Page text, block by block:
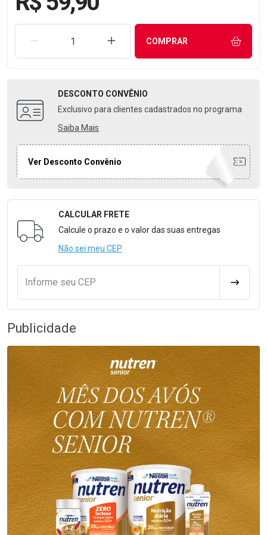
REMOVER UMA UNIDADEAUMENTAR UMA UNIDADE
COMPRAR
DESCONTO CONVÊNIO
Exclusivo para clientes cadastrados no programa
Saiba Mais
Ver Desconto Convênio
Formulário para Calcular o Frete
CALCULAR FRETE
Calcule o prazo e o valor das suas entregas
Não sei meu CEP
Informe seu CEP
Publicidade